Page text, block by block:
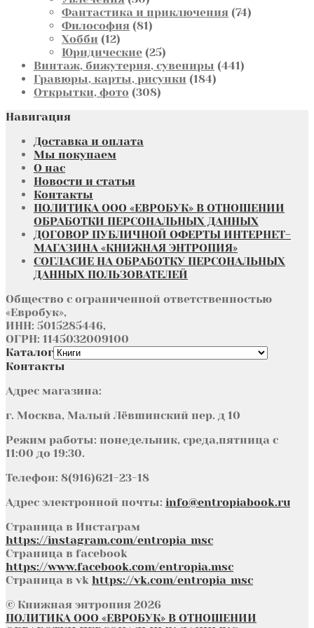
товаров
Фантастика и приключения 7474
Философия 8181
Хобби 1212
товаров
Юридические 2525
товаров
Винтаж, бижутерия, сувениры 441441
Гравюры, карты, рисунки 184184
Открытки, фото 308308
Навигация
Доставка и оплата
Мы покупаем
О нас
Новости и статьи
Контакты
ПОЛИТИКА ООО «ЕВРОБУК» В ОТНОШЕНИИ
ОБРАБОТКИ ПЕРСОНАЛЬНЫХ ДАННЫХ
ДОГОВОР ПУБЛИЧНОЙ ОФЕРТЫ ИНТЕРНЕТ-
МАГАЗИНА «КНИЖНАЯ ЭНТРОПИЯ»
СОГЛАСИЕ НА ОБРАБОТКУ ПЕРСОНАЛЬНЫХ
ДАННЫХ ПОЛЬЗОВАТЕЛЕЙ
Общество с ограниченной ответственностью
«Евробук»,
ИНН: 5015285446,
ОГРН: 1145032009100
Каталог
Контакты
Адрес магазина:
г. Москва, Малый Лёвшинский пер. д 10
Режим работы: понедельник, среда,пятница с
11:00 до 19:30.
Телефон: 8(916)621-23-18
Адрес электронной почты: info@entropiabook.ru
Страница в Инстаграм
https://instagram.com/entropia_msc
Страница в facebook
https://www.facebook.com/entropia.msc
Страница в vk https://vk.com/entropia_msc
© Книжная энтропия 2026
ПОЛИТИКА ООО «ЕВРОБУК» В ОТНОШЕНИИ